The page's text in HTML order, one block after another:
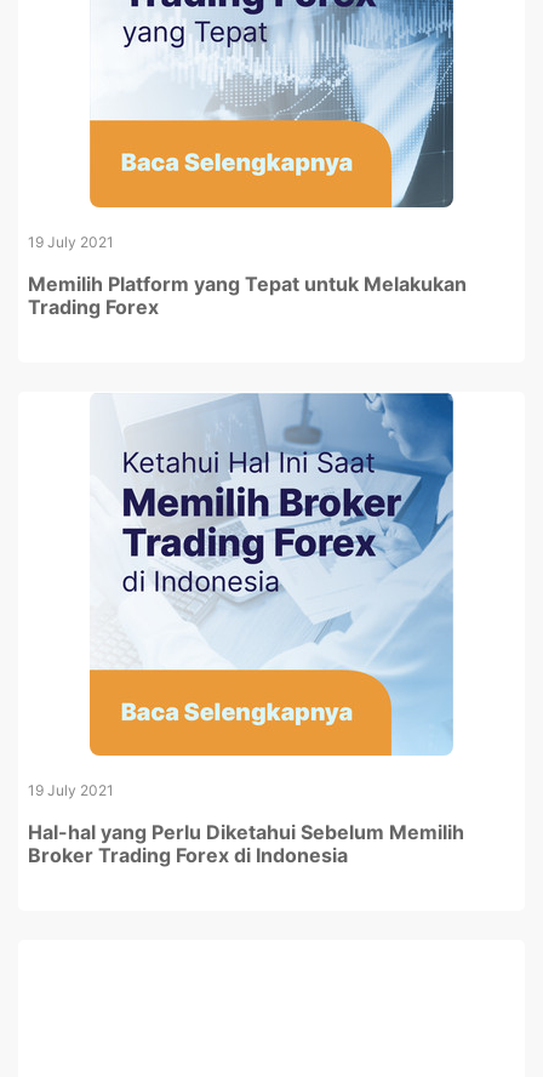
19 July 2021
Memilih Platform yang Tepat untuk Melakukan
Trading Forex
19 July 2021
Hal-hal yang Perlu Diketahui Sebelum Memilih
Broker Trading Forex di Indonesia